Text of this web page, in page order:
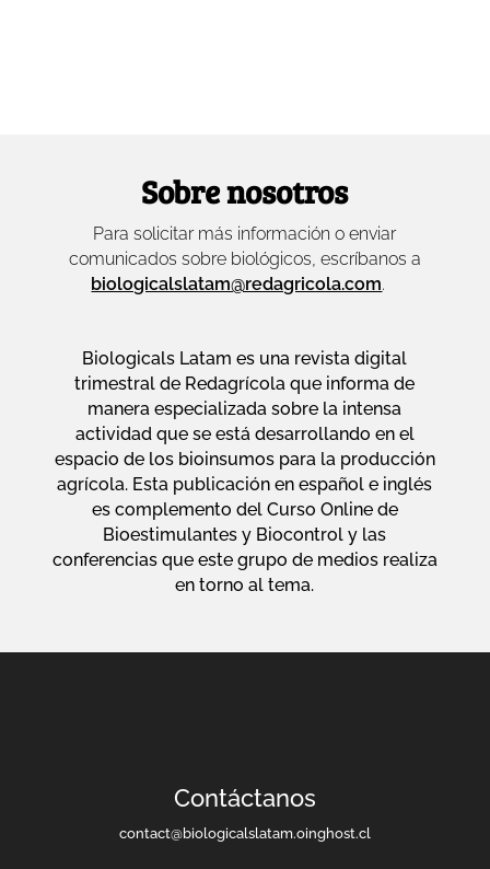
Sobre nosotros
Para solicitar más información o enviar
comunicados sobre biológicos, escríbanos a
biologicalslatam@redagricola.com.
Biologicals Latam es una revista digital
trimestral de Redagrícola que informa de
manera especializada sobre la intensa
actividad que se está desarrollando en el
espacio de los bioinsumos para la producción
agrícola. Esta publicación en español e inglés
es complemento del Curso Online de
Bioestimulantes y Biocontrol y las
conferencias que este grupo de medios realiza
en torno al tema.
Contáctanos
contact@biologicalslatam.oinghost.cl